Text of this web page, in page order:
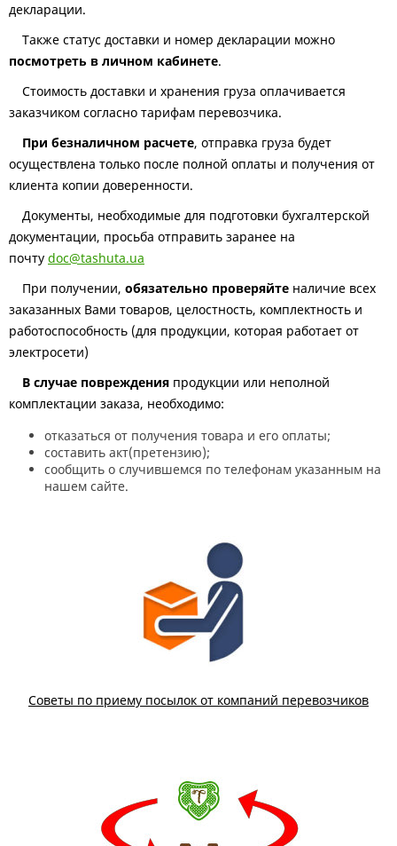
декларации.
Также статус доставки и номер декларации можно
посмотреть в личном кабинете.
Стоимость доставки и хранения груза оплачивается
заказчиком согласно тарифам перевозчика.
При безналичном расчете, отправка груза будет
осуществлена только после полной оплаты и получения от
клиента копии доверенности.
Документы, необходимые для подготовки бухгалтерской
документации, просьба отправить заранее на
почту doc@tashuta.ua
При получении, обязательно проверяйте наличие всех
заказанных Вами товаров, целостность, комплектность и
работоспособность (для продукции, которая работает от
электросети)
В случае повреждения продукции или неполной
комплектации заказа, необходимо:
отказаться от получения товара и его оплаты;
составить акт(претензию);
сообщить о случившемся по телефонам указанным на
нашем сайте.
Советы по приему посылок от компаний перевозчиков